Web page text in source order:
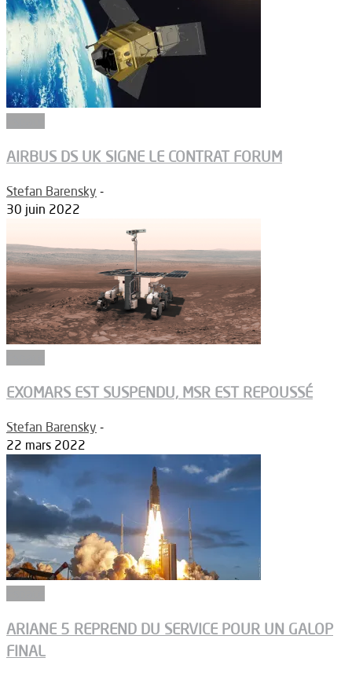
AIRBUS DS UK SIGNE LE CONTRAT FORUM
Stefan Barensky -
30 juin 2022
EXOMARS EST SUSPENDU, MSR EST REPOUSSÉ
Stefan Barensky -
22 mars 2022
ARIANE 5 REPREND DU SERVICE POUR UN GALOP
FINAL